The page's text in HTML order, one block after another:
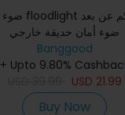
ضوء أمان حديقة خارجي
Banggood
+ Upto 9.80%
USD 21.99
Buy Now